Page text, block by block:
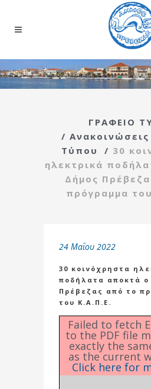
ΓΡΑΦΕΙΟ
/
Τύπου
/ 30
ηλεκτρικά
Δήμος
πρόγραμμα
24 Μαΐου 2022
30 κοινόχρηστα
ποδήλατα αποκτά ο
Πρέβεζας από το
του Κ.Α.Π.Ε.
Failed to fetch
to the PDF file
exactly the
as the current
Click here for